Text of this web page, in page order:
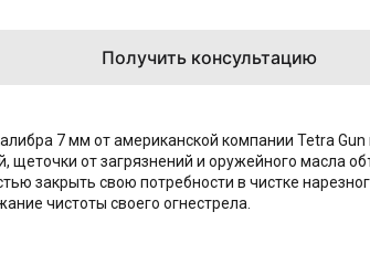
Получить консультацию
7 мм от американской компании Tetra Gun
щеточки от загрязнений и оружейного масла
закрыть свою потребности в чистке
чистоты своего огнестрела.